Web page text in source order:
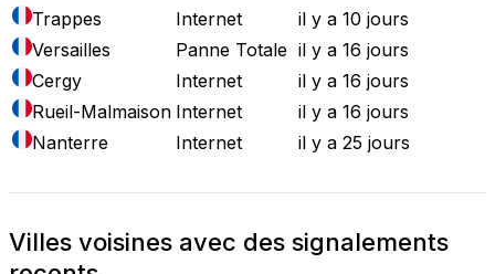
Trappes
Internet
il y a 10 jours
Versailles
Panne Totale il y a 16 jours
Cergy
Internet
il y a 16 jours
Rueil-Malmaison Internet
il y a 16 jours
Nanterre
Internet il y a 25 jours
Villes voisines avec des signalements